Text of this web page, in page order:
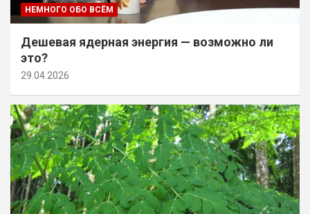
НЕМНОГО ОБО ВСЁМ
Дешевая ядерная энергия — возможно ли
это?
29.04.2026